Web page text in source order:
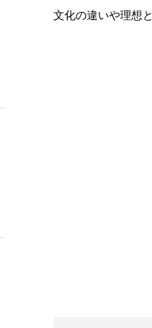
文化の違いや理想